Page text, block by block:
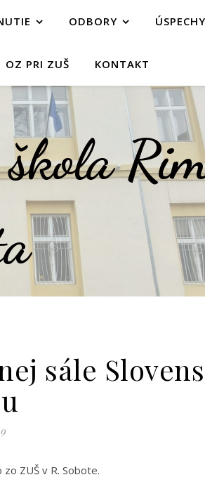
ODBORY ÚSPECHY
OZ PRI ZUŠ KONTAKT
sále
ZUŠ v R. Sobote.